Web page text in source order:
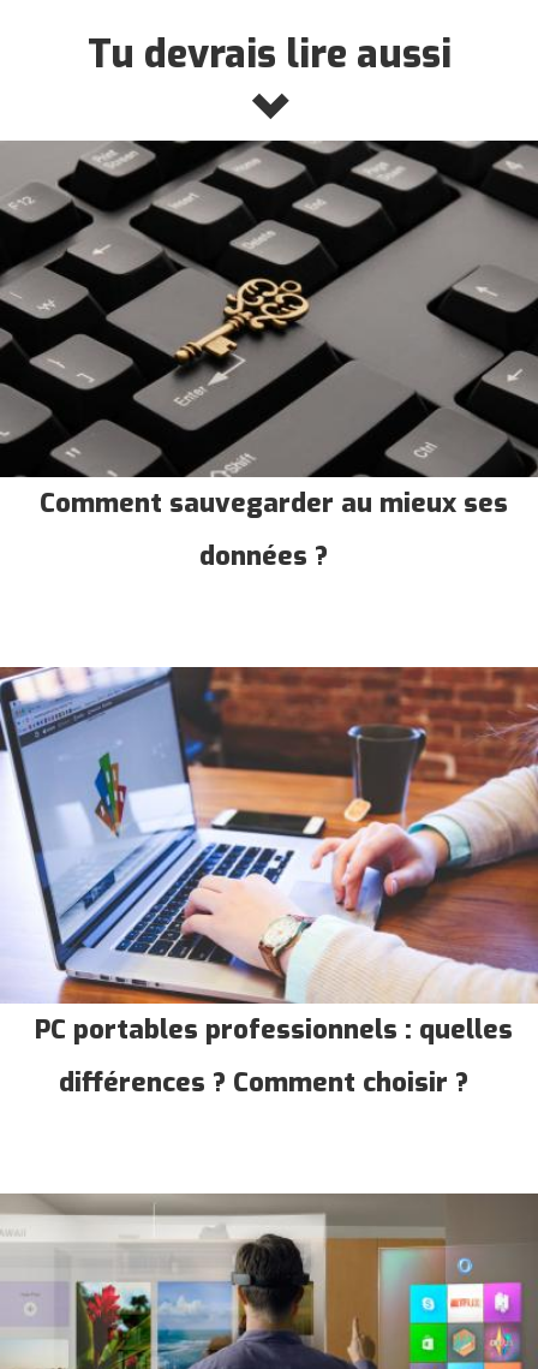
Tu devrais lire aussi
Comment sauvegarder au mieux ses
données ?
PC portables professionnels : quelles
différences ? Comment choisir ?